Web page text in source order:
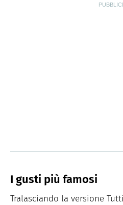
I gusti più famosi
Tralasciando la versione